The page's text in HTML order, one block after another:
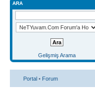
ARA
Gelişmiş Arama
Portal • Forum